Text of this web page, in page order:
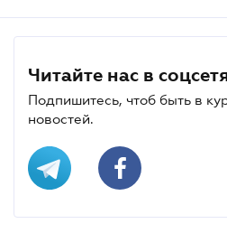
Читайте нас в
Подпишитесь, чтоб быть в
новостей.